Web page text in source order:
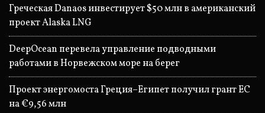
Греческая Danaos инвестирует $50 млн в американский
проект Alaska LNG
DeepOcean перевела управление подводными
работами в Норвежском море на берег
Проект энергомоста Греция–Египет получил грант ЕС
на €9,56 млн